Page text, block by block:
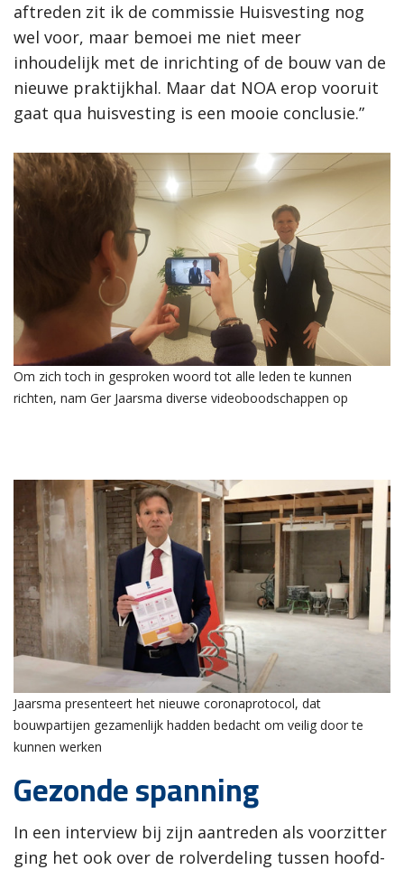
aftreden zit ik de commissie Huisvesting nog
wel voor, maar bemoei me niet meer
inhoudelijk met de inrichting of de bouw van de
nieuwe praktijkhal. Maar dat NOA erop vooruit
gaat qua huisvesting is een mooie conclusie.”
Om zich toch in gesproken woord tot alle leden te kunnen
richten, nam Ger Jaarsma diverse videoboodschappen op
Jaarsma presenteert het nieuwe coronaprotocol, dat
bouwpartijen gezamenlijk hadden bedacht om veilig door te
kunnen werken
Gezonde spanning
In een interview bij zijn aantreden als voorzitter
ging het ook over de rolverdeling tussen hoofd-